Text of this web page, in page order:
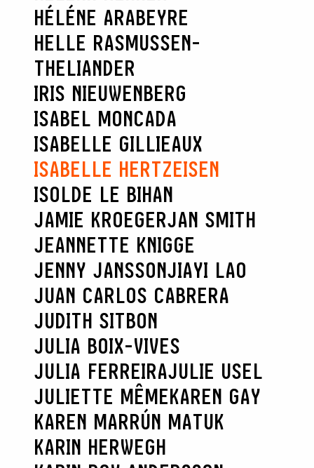
HÉLÉNE ARABEYRE
HELLE RASMUSSEN-
THELIANDER
IRIS NIEUWENBERG
ISABEL MONCADA
ISABELLE GILLIEAUX
ISABELLE HERTZEISEN
ISOLDE LE BIHAN
JAMIE KROEGERJAN SMITH
JEANNETTE KNIGGE
JENNY JANSSONJIAYI LAO
JUAN CARLOS CABRERA
JUDITH SITBON
JULIA BOIX-VIVES
JULIA FERREIRAJULIE USEL
JULIETTE MÊMEKAREN GAY
KAREN MARRÚN MATUK
KARIN HERWEGH
RECHERCHER